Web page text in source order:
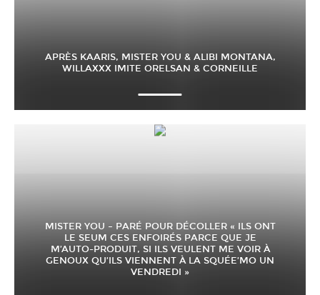
APRÈS KAARIS, MISTER YOU & ALIBI MONTANA,
WILLAXXX IMITE ORELSAN & CORNEILLE
MISTER YOU – PARÉ POUR DÉCOLLER « ILS ONT
LE SEUM CES ENFOIRÉS PARCE QUE JE
M’AUTO-PRODUIT, SI ILS VEULENT ME VOIR À
GENOUX QU’ILS VIENNENT À LA SQUÉE’MO UN
VENDREDI »